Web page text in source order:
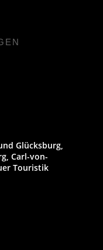
Glücksburg,
Carl-von-
Touristik